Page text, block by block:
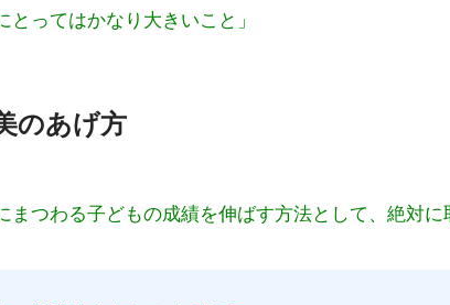
とってはかなり大きいこと」
のあげ方
まつわる子どもの成績を伸ばす方法として、絶対に